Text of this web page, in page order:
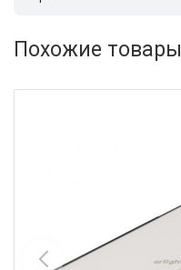
Похожие товары